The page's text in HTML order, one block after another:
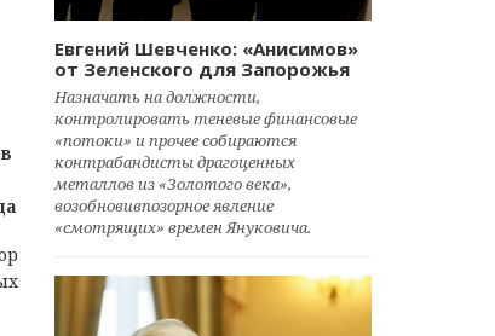
Евгений Шевченко: «Анисимов»
от Зеленского для Запорожья
Назначать на должности,
контролировать теневые финансовые
«потоки» и прочее собираются
контрабандисты драгоценных
металлов из «Золотого века»,
возобновивпозорное явление
«смотрящих» времен Януковича.